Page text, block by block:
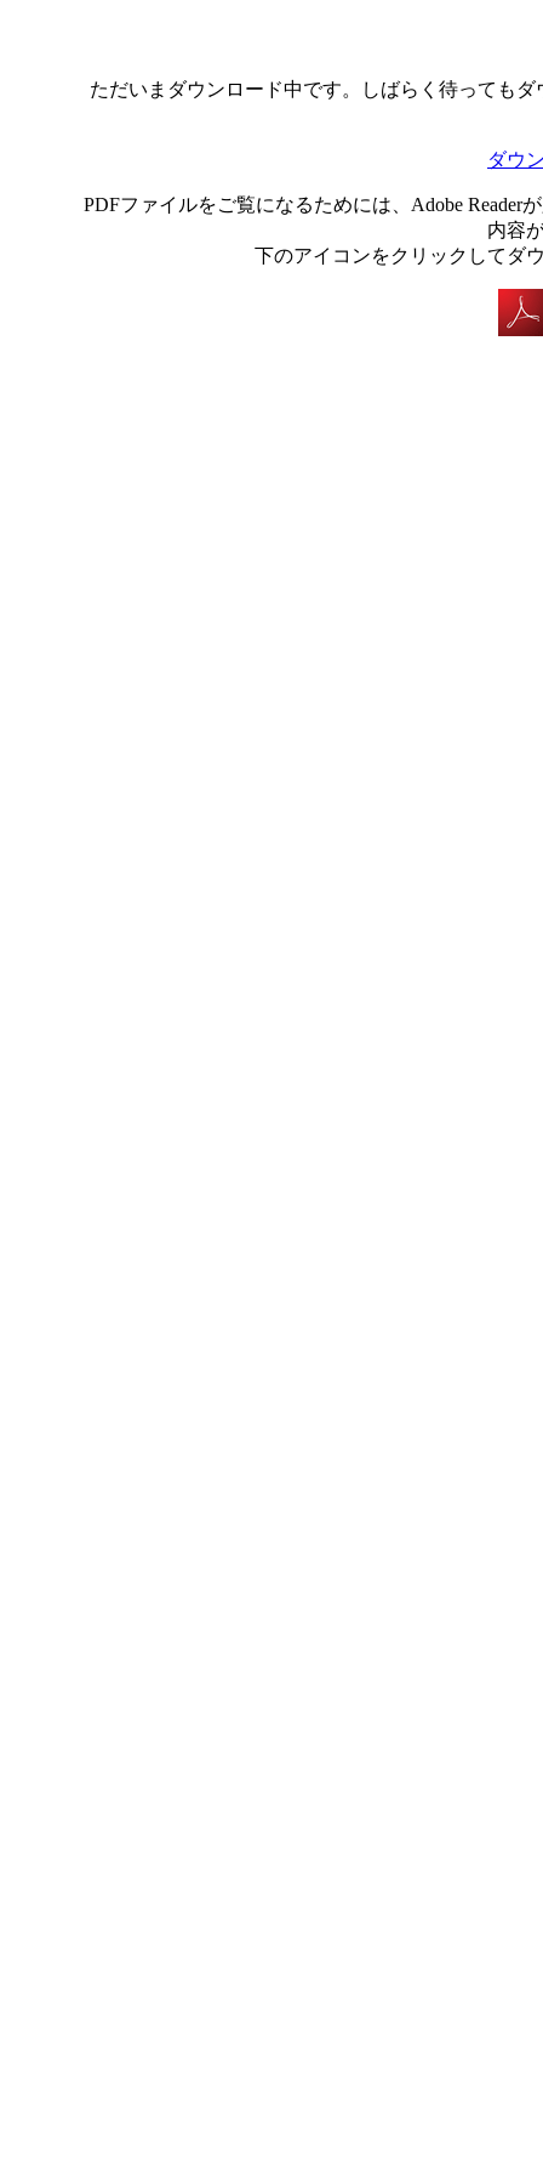
ただいまダウンロード中です。しばらく待っても
ダウ
PDFファイルをご覧になるためには、Adobe
内容
下のアイコンをクリックしてダ